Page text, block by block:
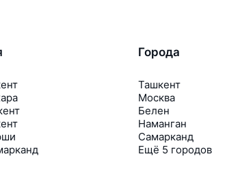
Города
Ташкент
Москва
Белен
Наманган
Самарканд
Ещё 5 городов